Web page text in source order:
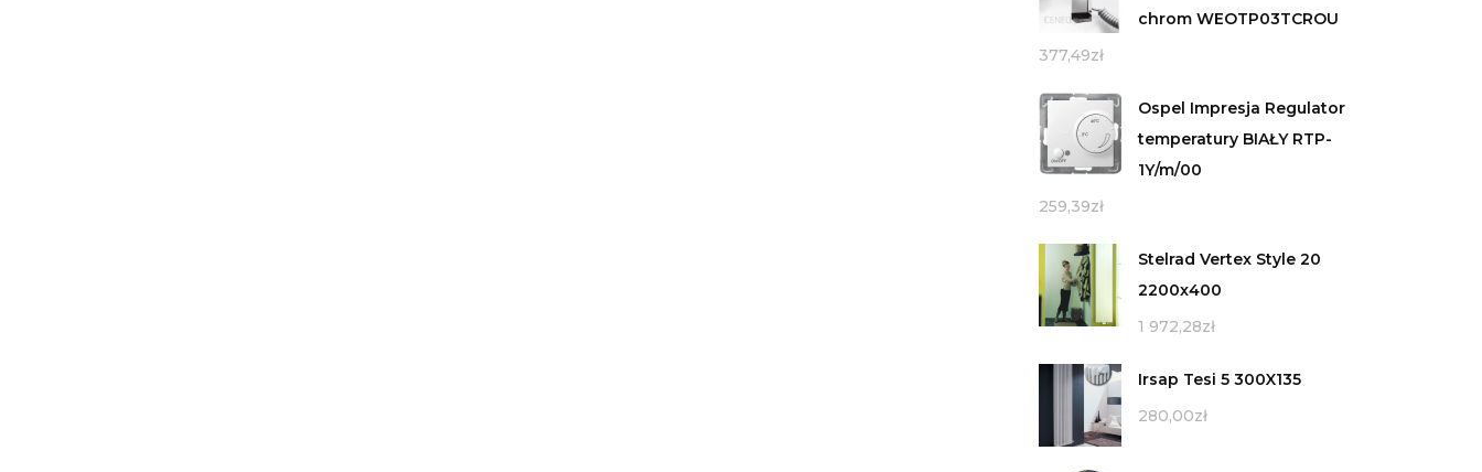
chrom WEOTP03TCROU
377,49zł
Ospel Impresja Regulator
temperatury BIAŁY RTP-
1Y/m/00
259,39zł
Stelrad Vertex Style 20
2200x400
1 972,28zł
Irsap Tesi 5 300X135
280,00zł